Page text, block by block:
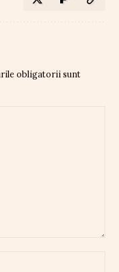
obligatorii sunt